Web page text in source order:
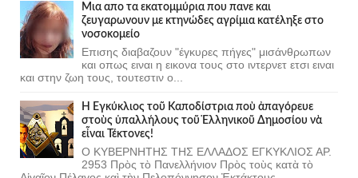
Μια απο τα εκατομμύρια που πανε και
ζευγαρωνουν με κτηνώδες αγρίμια κατέληξε στο
νοσοκομείο
Επισης διαβαζουν "έγκυρες πήγες" μισάνθρωπων
και οπως ειναι η εικονα τους στο ιντερνετ ετσι ειναι
και στην ζωη τους, τουτεστιν ο...
Ἡ Ἐγκύκλιος τοῦ Καποδίστρια ποὺ ἀπαγόρευε
στοὺς ὑπαλλήλους τοῦ Ἑλληνικοῦ Δημοσίου νὰ
εἶναι Τέκτονες!
Ο ΚΥΒΕΡΝΗΤΗΣ ΤΗΣ ΕΛΛΑΔΟΣ ΕΓΚΥΚΛΙΟΣ ΑΡ.
2953 Πρὸς τὸ Πανελλήνιον Πρὸς τοὺς κατὰ τὸ